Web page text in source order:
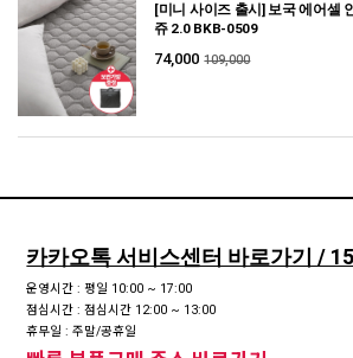
[미니 사이즈 출시] 보국 에어셀
쥬 2.0 BKB-0509
74,000 109,000
카카오톡 서비스센터 바로가기 /
운영시간 : 평일 10:00 ~ 17:00
점심시간 : 점심시간 12:00 ~ 13:00
휴무일 : 주말/공휴일